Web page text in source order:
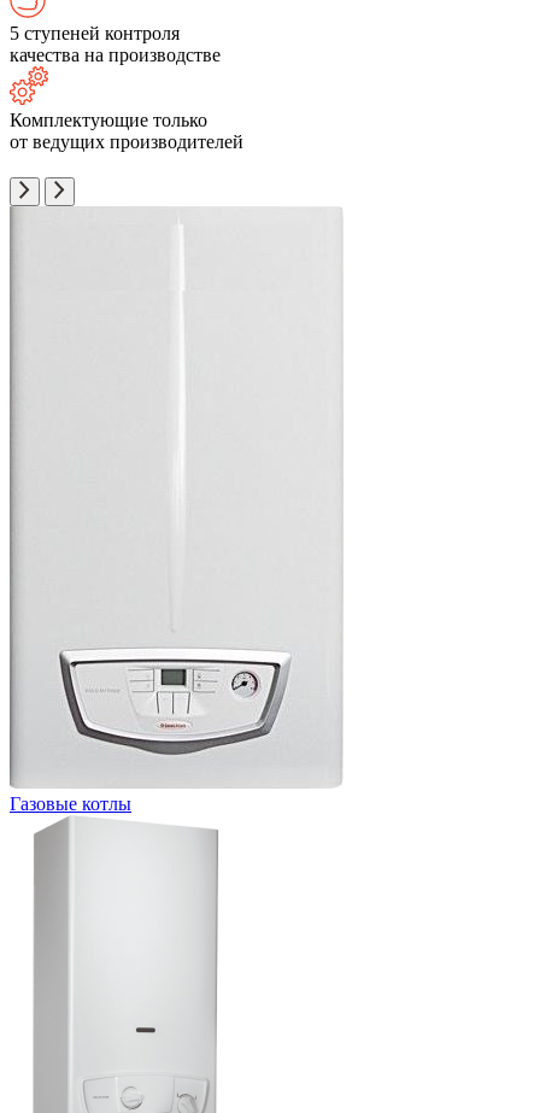
5 ступеней контроля
качества на производстве
Комплектующие только
от ведущих производителей
Газовые котлы